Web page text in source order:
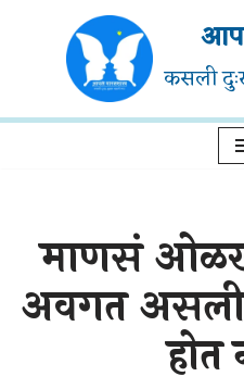
to
कसली
माणसं
अवगत
होत